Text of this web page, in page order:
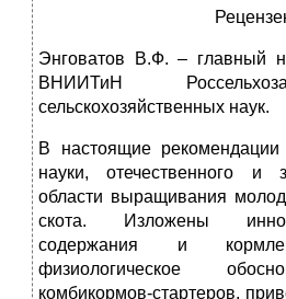
Энговатов В.Ф. – главный
ВНИИТиН
сельскохозяйственных наук.
В настоящие
науки, отечественного и
области выращивания
скота. Изложены
содержания и
физиологическое
комбикормов-стартеров,